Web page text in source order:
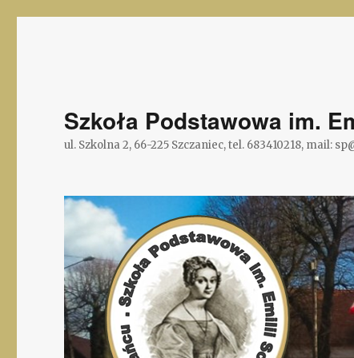
Szkoła Podstawowa im.
ul. Szkolna 2, 66-225 Szczaniec, tel. 683410218, mail: